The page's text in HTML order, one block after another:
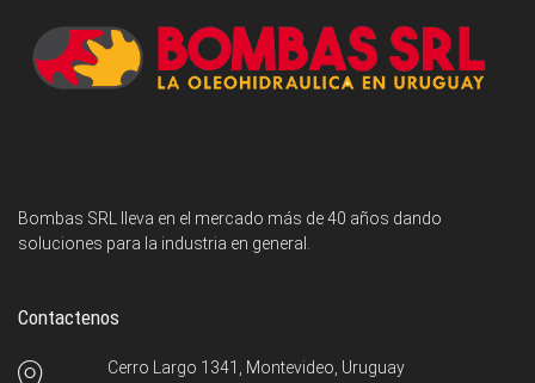
Bombas SRL lleva en el mercado más de 40 años dando
soluciones para la industria en general.
Contactenos
Cerro Largo 1341, Montevideo, Uruguay